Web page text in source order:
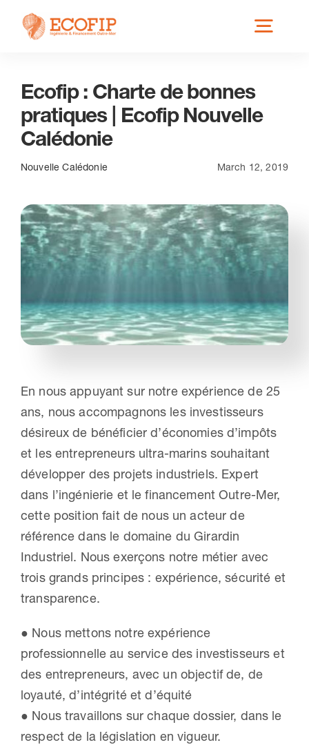
Skip
Qui est ECOFIP ?
Secteurs éligibles
Nous contacter
Ecofip : Charte de bonnes
pratiques | Ecofip Nouvelle
Calédonie
Nouvelle Calédonie March 12, 2019
En nous appuyant sur notre expérience de 25
ans, nous accompagnons les investisseurs
désireux de bénéficier d’économies d’impôts
et les entrepreneurs ultra-marins souhaitant
développer des projets industriels. Expert
dans l’ingénierie et le financement Outre-Mer,
cette position fait de nous un acteur de
référence dans le domaine du Girardin
Industriel. Nous exerçons notre métier avec
trois grands principes : expérience, sécurité et
transparence.
● Nous mettons notre expérience
professionnelle au service des investisseurs et
des entrepreneurs, avec un objectif de, de
loyauté, d’intégrité et d’équité
● Nous travaillons sur chaque dossier, dans le
respect de la législation en vigueur.